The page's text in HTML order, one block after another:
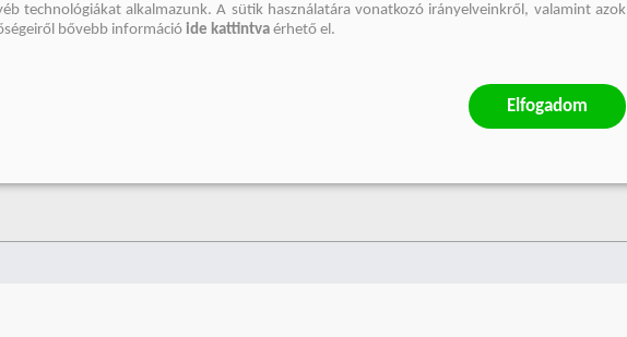
technológiákat alkalmazunk. A sütik használatára vonatkozó irányelveinkről, valamint azok
bővebb információide kattintva érhető el.
Elfogadom